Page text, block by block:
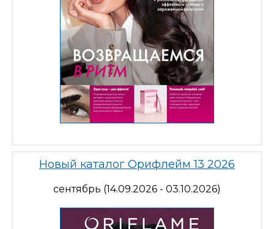
Новый каталог Орифлейм 13 2026
сентябрь (14.09.2026 - 03.10.2026)